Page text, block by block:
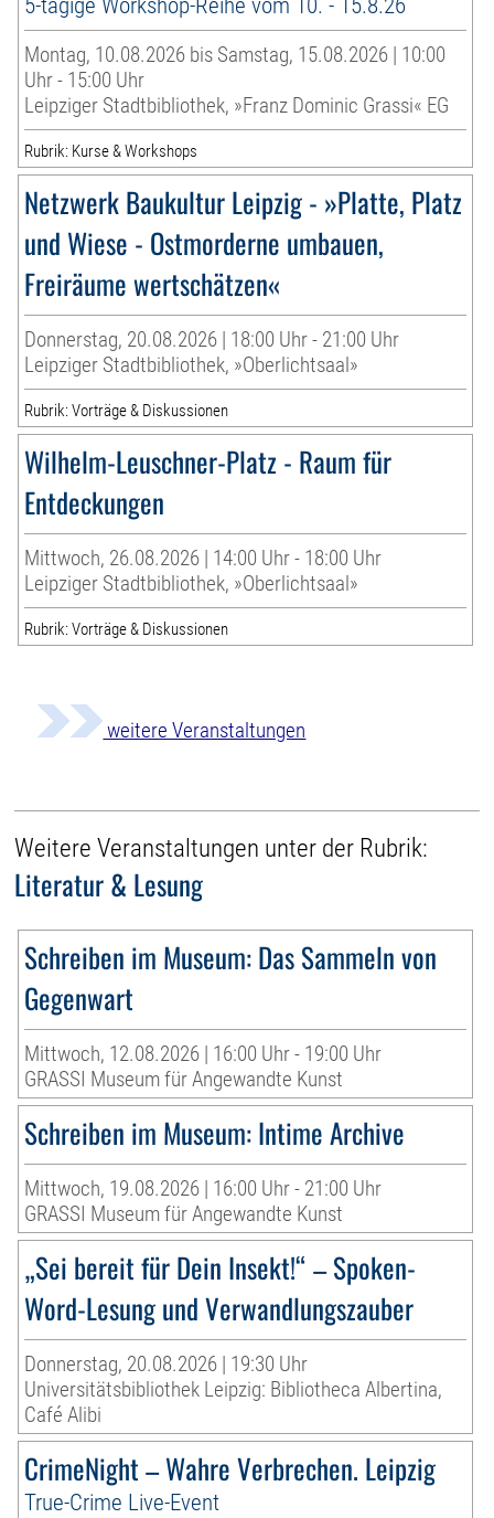
Montag, 10.08.2026 bis Samstag, 15.08.2026 | 10:00
Uhr - 15:00 Uhr
Leipziger Stadtbibliothek, »Franz Dominic Grassi« EG
Rubrik: Kurse & Workshops
Netzwerk Baukultur Leipzig - »Platte, Platz
und Wiese - Ostmorderne umbauen,
Freiräume wertschätzen«
Donnerstag, 20.08.2026 | 18:00 Uhr - 21:00 Uhr
Leipziger Stadtbibliothek, »Oberlichtsaal»
Rubrik: Vorträge & Diskussionen
Wilhelm-Leuschner-Platz - Raum für
Entdeckungen
Mittwoch, 26.08.2026 | 14:00 Uhr - 18:00 Uhr
Leipziger Stadtbibliothek, »Oberlichtsaal»
Rubrik: Vorträge & Diskussionen
weitere Veranstaltungen
Weitere Veranstaltungen unter der Rubrik:
Literatur & Lesung
Schreiben im Museum: Das Sammeln von
Gegenwart
Mittwoch, 12.08.2026 | 16:00 Uhr - 19:00 Uhr
GRASSI Museum für Angewandte Kunst
Schreiben im Museum: Intime Archive
Mittwoch, 19.08.2026 | 16:00 Uhr - 21:00 Uhr
GRASSI Museum für Angewandte Kunst
„Sei bereit für Dein Insekt!“ – Spoken-
Word-Lesung und Verwandlungszauber
Donnerstag, 20.08.2026 | 19:30 Uhr
Universitätsbibliothek Leipzig: Bibliotheca Albertina,
Café Alibi
CrimeNight – Wahre Verbrechen. Leipzig
True-Crime Live-Event